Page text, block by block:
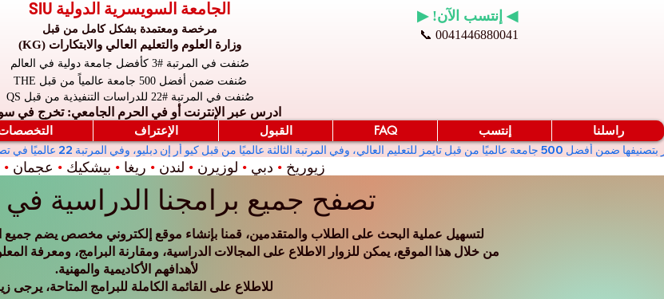
الجامعة السويسرية الدولية SIU
مرخصة ومعتمدة بشكل كامل من قبل
وزارة العلوم والتعليم العالي والابتكارات (KG)
صُنفت في المرتبة #3 كأفضل جامعة دولية في العالم
صُنفت ضمن أفضل 500 جامعة عالمياً من قبل THE
◀ إنتسب الآن! ▶
📞 0041446880041
صُنفت في المرتبة #22 للدراسات التنفيذية من قبل QS
ادرس عبر الإنترنت أو في الحرم الجامعي: تخرج في
الإعتراف القبول FAQ إنتسب راسلنا
زيوريخ • دبي • لوزيرن • لندن • ريغا • بيشكيك • عجمان •
تصفح جميع برامجنا الدراسية
لتسهيل عملية البحث على الطلاب والمتقدمين، قمنا بإنشاء موقع إلكتروني مخصص يضم جميع
من خلال هذا الموقع، يمكن للزوار الاطلاع على المجالات الدراسية، ومقارنة البرامج، ومعرفة
لأهدافهم الأكاديمية والمهنية.
للاطلاع على القائمة الكاملة للبرامج المتاحة، يرجى